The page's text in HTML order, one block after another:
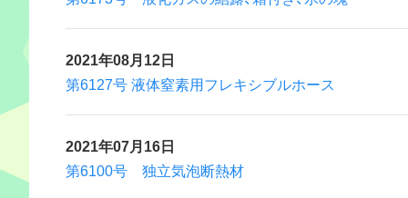
2021年08月12日
第6127号 液体窒素用フレキシブルホース
2021年07月16日
第6100号 独立気泡断熱材